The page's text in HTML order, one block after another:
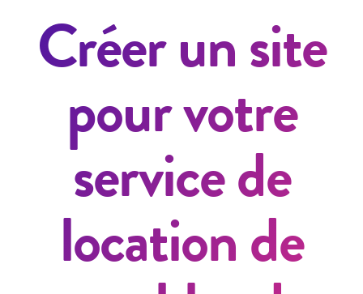
Créer un site
pour votre
service de
location de